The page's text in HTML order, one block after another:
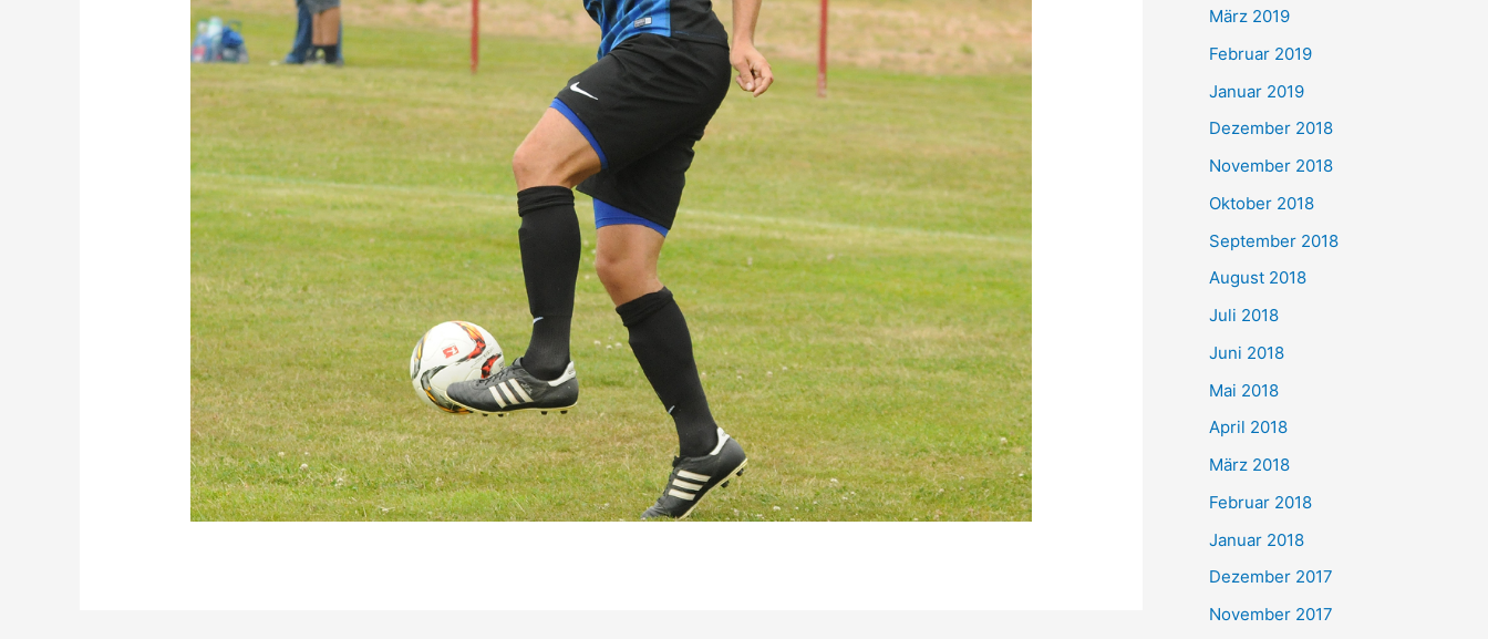
März 2019
Februar 2019
Januar 2019
Dezember 2018
November 2018
Oktober 2018
September 2018
August 2018
Juli 2018
Juni 2018
Mai 2018
April 2018
März 2018
Februar 2018
Januar 2018
Dezember 2017
November 2017